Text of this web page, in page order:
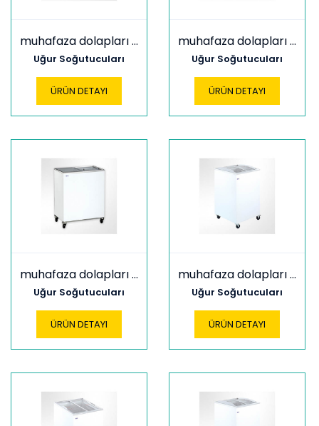
muhafaza dolapları udd 100 sceb
Uğur Soğutucuları
ÜRÜN DETAYI
muhafaza dolapları udd 100 scebn
Uğur Soğutucuları
ÜRÜN DETAYI
muhafaza dolapları udd 200 sc
Uğur Soğutucuları
ÜRÜN DETAYI
muhafaza dolapları udd 200 scb
Uğur Soğutucuları
ÜRÜN DETAYI